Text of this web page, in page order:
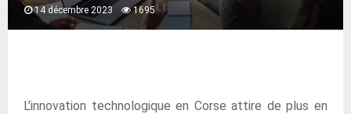
14 décembre 2023 1695
L’innovation technologique en Corse attire de plus en